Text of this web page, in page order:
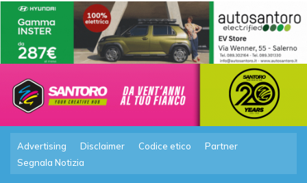
Advertising Disclaimer Codice etico
Partner
Segnala Notizia